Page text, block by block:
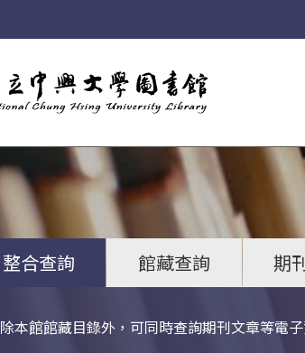
整合查詢 館藏查詢 期
除本館館藏目錄外，可同時查詢期刊文章等電子
關鍵字搜尋